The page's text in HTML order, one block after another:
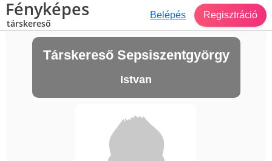
Fényképes
társkereső
Belépés Regisztráció
Társkereső Sepsiszentgyörgy
Istvan